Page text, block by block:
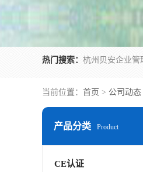
热门搜索：
当前位置： 首页 > 公司动态
产品分类 Product
CE认证